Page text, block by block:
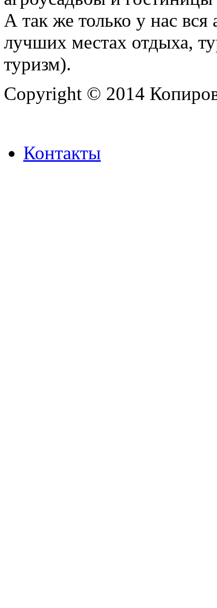
А так же только у нас
лучших местах отдыха,
туризм).
Copyright © 2014
Контакты